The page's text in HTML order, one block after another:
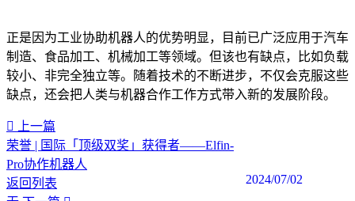
正是因为工业协助机器人的优势明显，目前已广泛应用于汽车
制造、食品加工、机械加工等领域。但该也有缺点，比如负载
较小、非完全独立等。随着技术的不断进步，不仅会克服这些
缺点，还会把人类与机器合作工作方式带入新的发展阶段。
上一篇
荣誉 | 国际「顶级双奖」获得者——Elfin-
Pro协作机器人
2024/07/02
返回列表